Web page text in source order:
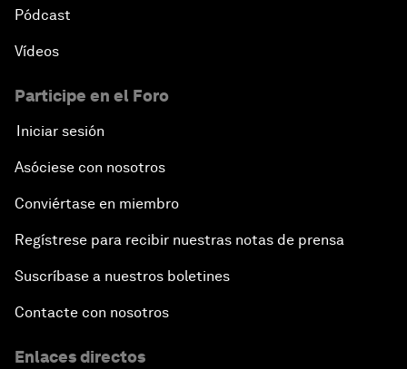
Pódcast
Vídeos
Participe en el Foro
Iniciar sesión
Asóciese con nosotros
Conviértase en miembro
Regístrese para recibir nuestras notas de prensa
Suscríbase a nuestros boletines
Contacte con nosotros
Enlaces directos